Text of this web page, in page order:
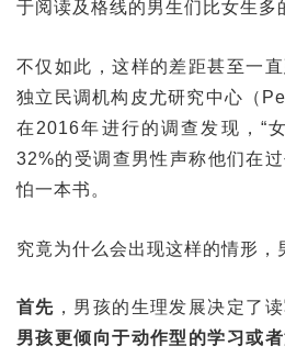
于阅读及格线的男生们比女生多
不仅如此，这样的差距甚至一
独立民调机构皮尤研究中心（
在2016年进行的调查发现，“
32%的受调查男性声称他们在
怕一本书。
究竟为什么会出现这样的情形，
首先 ，男孩的生理发展决定了
男孩更倾向于动作型的学习或